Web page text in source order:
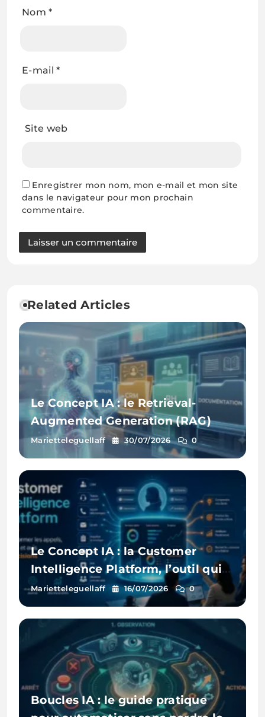
Nom*
E-mail*
Site web
Enregistrer mon nom, mon e-mail et mon site
dans le navigateur pour mon prochain
commentaire.
Related Articles
Le Concept IA : le Retrieval-
Augmented Generation (RAG)
Marietteleguellaff 30/07/2026 0
Le Concept IA : la Customer
Intelligence Platform, l’outil qui
écoute enfin tous vos clients
Marietteleguellaff 16/07/2026 0
Boucles IA : le guide pratique